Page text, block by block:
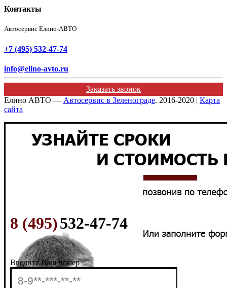
Контакты
Автосервис Елино-АВТО
+7 (495) 532-47-74
info@elino-avto.ru
Заказать звонок
Елино АВТО — Автосервис в Зеленограде. 2016-2020 | Карта
сайта
8 (495)532-47-74
Введите Ваш номер